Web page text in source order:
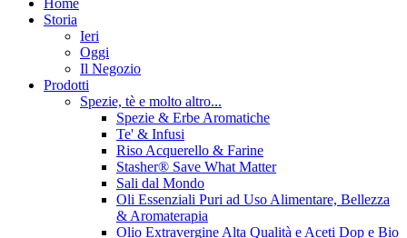
Home
Storia
Ieri
Oggi
Il Negozio
Prodotti
Spezie, tè e molto altro...
Spezie & Erbe Aromatiche
Te' & Infusi
Riso Acquerello & Farine
Stasher®️ Save What Matter
Sali dal Mondo
Oli Essenziali Puri ad Uso Alimentare, Bellezza
& Aromaterapia
Olio Extravergine Alta Qualità e Aceti Dop e Bio